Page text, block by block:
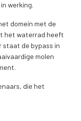
werking.
domein met de
het waterrad heeft
staat de bypass in
molen
die het